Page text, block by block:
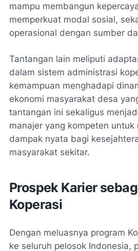
mampu membangun
memperkuat modal sosial,
operasional dengan sumber
Tantangan lain meliputi
dalam sistem administrasi
kemampuan menghadapi
ekonomi masyarakat desa
tantangan ini sekaligus
manajer yang kompeten untuk
dampak nyata bagi
masyarakat sekitar.
Prospek Karier
Koperasi
Dengan meluasnya program
ke seluruh pelosok Indonesia,